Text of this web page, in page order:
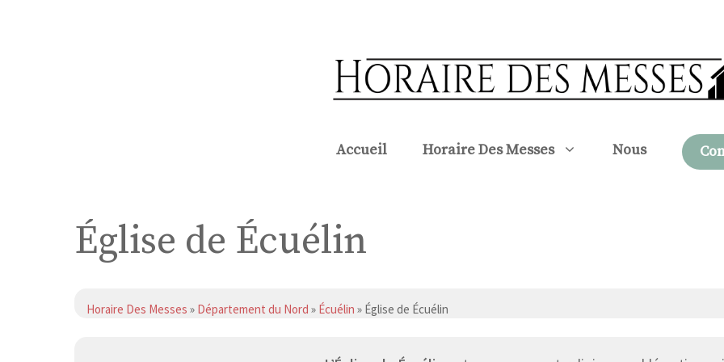
Accueil Horaire Des Messes Nous
Église de Écuélin
Horaire Des Messes » Département du Nord » Écuélin » Église de Écuélin